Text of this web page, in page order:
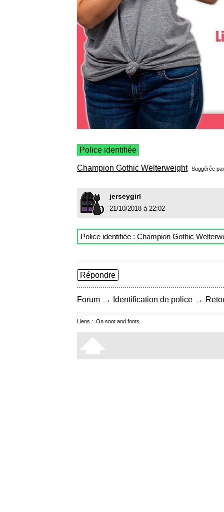
Police identifiée
Champion Gothic Welterweight Suggérée
jerseygirl
21/10/2018 à 22:02
Police identifiée : Champion Gothic
Répondre
Forum → Identification de police →
Liens : On snot and fonts